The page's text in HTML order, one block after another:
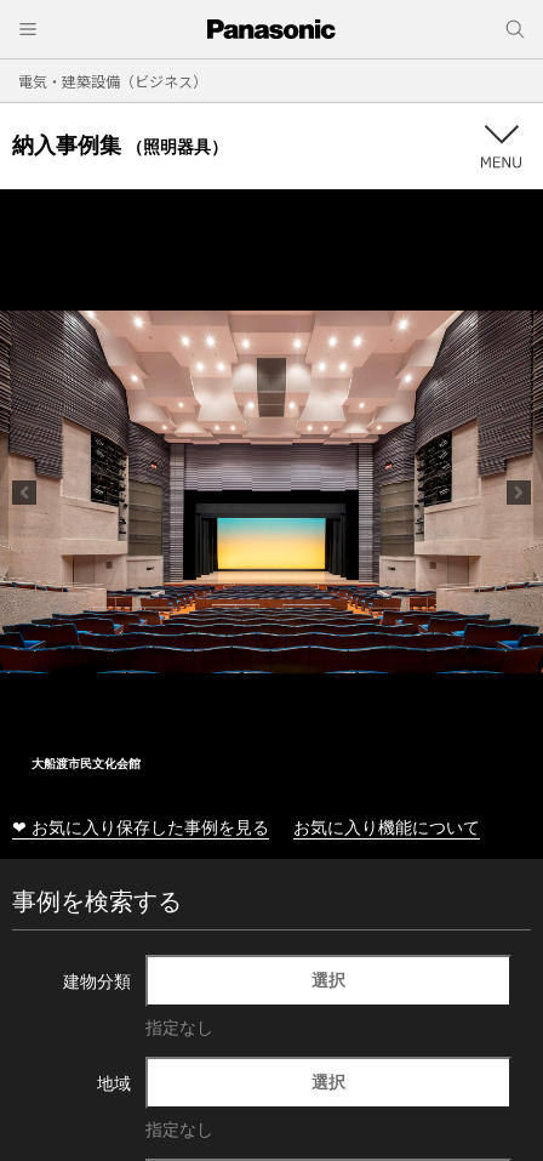
電気・建築設備（ビジネス）
納入事例集 （照明器具）
大船渡市民文化会館
❤ お気に入り保存した事例を見る お気に入り機能について
事例を検索する
建物分類 選択
指定なし
地域 選択
指定なし